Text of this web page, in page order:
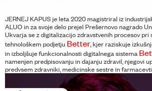
JERNEJ KAPUS je leta 2020 magistriral iz
ALUO in za svoje delo prejel Prešernovo nagrado
Ukvarja se z digitalizacijo zdravstvenih procesov pri
tehnološkem podjetju Better , kjer raziskuje
in izboljšuje funkcionalnosti digitalnega sistema
namenjen predpisovanju in dajanju zdravil, njegovi
predvsem zdravniki, medicinske sestre in farmacevti.